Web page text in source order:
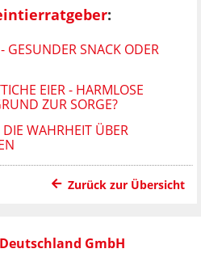
:
GESUNDER SNACK ODER
EIER - HARMLOSE
ZUR SORGE?
WAHRHEIT ÜBER
Zurück zur Übersicht
Deutschland GmbH